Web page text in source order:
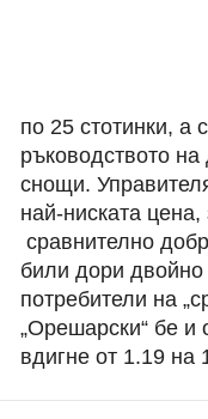
по 25 стотинки, а
ръководството
снощи.
най-ниската
сравнително
били дори
потребители на
„Орешарски“ бе и
вдигне от 1.19 на